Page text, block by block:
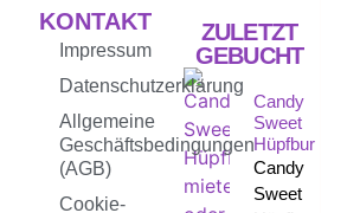
KONTAKT
Impressum
Datenschutzerklärung
Allgemeine
Geschäftsbedingungen
(AGB)
Cookie-
ZULETZT
GEBUCHT
Candy
Sweet
Hüpfburg
Candy
Sweet